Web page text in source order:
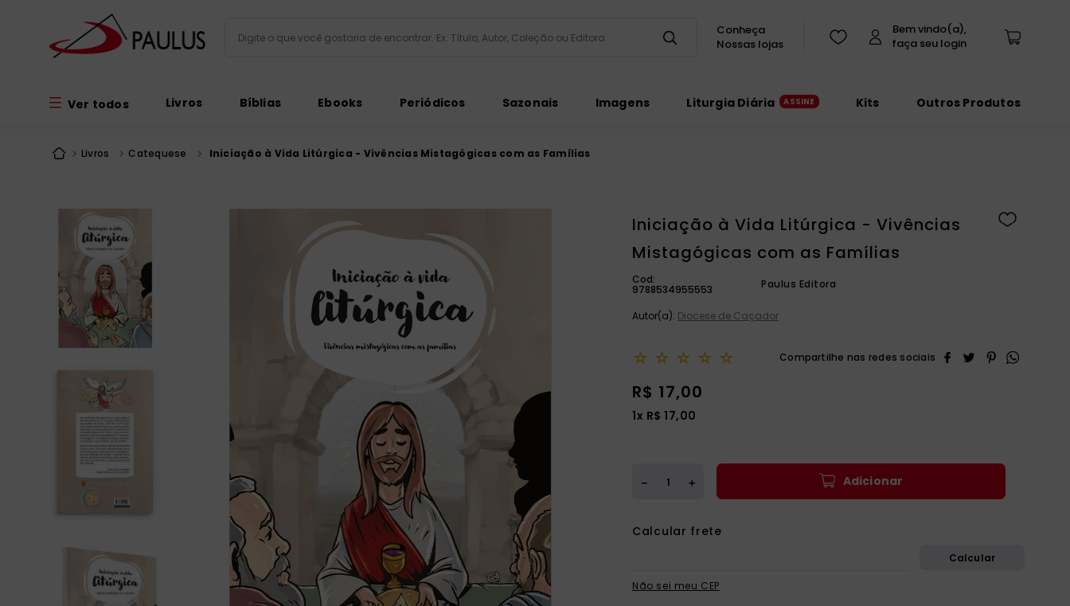
Conheça
Nossas lojas
Ver todos Livros Bíblias Ebooks Periódicos Sazonais Imagens Liturgia Diária Kits Outros Produtos
Livros Catequese Iniciação à Vida Litúrgica - Vivências Mistagógicas com as Famílias
Iniciação à Vida Litúrgica - Vivências
Mistagógicas com as Famílias
Cod:
9788534955553 Paulus Editora
Autor(a): Diocese de Caçador
☆ ☆ ☆ ☆ ☆
R$ 17,00
1x R$ 17,00
＋
－ Adicionar
Não sei meu CEP
bíblia jerusalém
imagens
patristica
biblia pastoral
catequese
bíblia ave maria